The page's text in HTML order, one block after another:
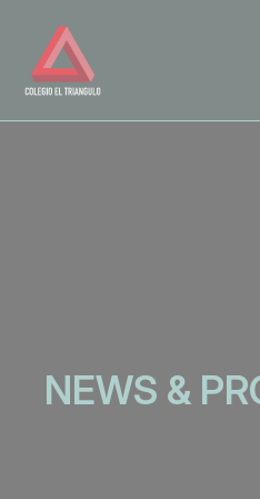
NEWS &